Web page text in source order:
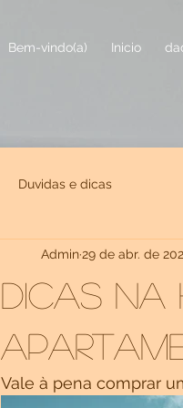
Duvidas e dicas
Dicas na
Admin 29 de abr. de
Vale à pena comprar
Bem-vindo(a) Inicio